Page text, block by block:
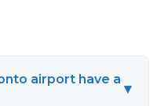
airport have a
▾